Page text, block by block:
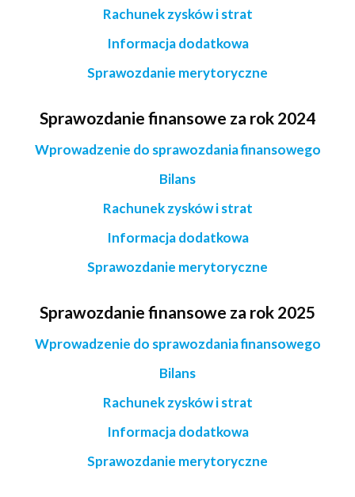
Rachunek zysków i strat
Informacja dodatkowa
Sprawozdanie merytoryczne
Sprawozdanie finansowe za rok 2024
Wprowadzenie do sprawozdania finansowego
Bilans
Rachunek zysków i strat
Informacja dodatkowa
Sprawozdanie merytoryczne
Sprawozdanie finansowe za rok 2025
Wprowadzenie do sprawozdania finansowego
Bilans
Rachunek zysków i strat
Informacja dodatkowa
Sprawozdanie merytoryczne